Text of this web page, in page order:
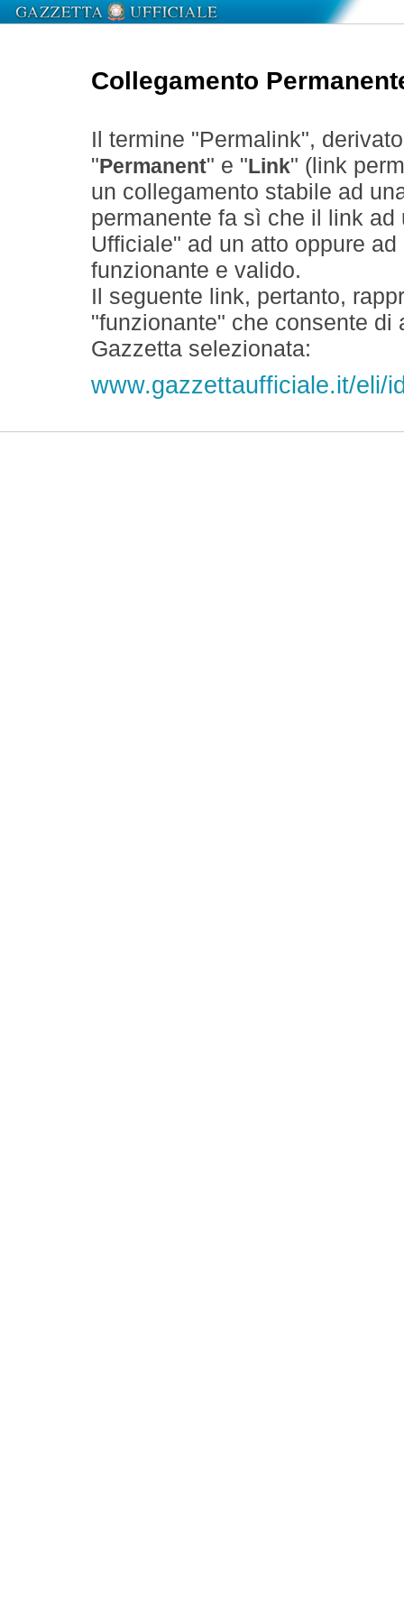
Collegamento
Il termine "Permalink",
" Permanent" e " Link" (link
un collegamento stabile ad
permanente fa sì che il link
Ufficiale" ad un atto oppure
funzionante e valido.
Il seguente link, pertanto,
"funzionante" che consente
Gazzetta selezionata:
www.gazzettaufficiale.it/eli/